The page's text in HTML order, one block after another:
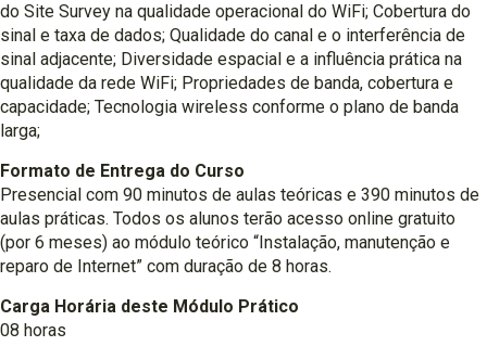
do Site Survey na qualidade operacional do WiFi; Cobertura do
sinal e taxa de dados; Qualidade do canal e o interferência de
sinal adjacente; Diversidade espacial e a influência prática na
qualidade da rede WiFi; Propriedades de banda, cobertura e
capacidade; Tecnologia wireless conforme o plano de banda
larga;
Formato de Entrega do Curso
Presencial com 90 minutos de aulas teóricas e 390 minutos de
aulas práticas. Todos os alunos terão acesso online gratuito
(por 6 meses) ao módulo teórico “Instalação, manutenção e
reparo de Internet” com duração de 8 horas.
Carga Horária deste Módulo Prático
08 horas